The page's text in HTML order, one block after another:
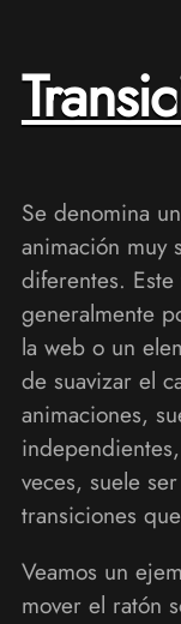
Se denomina
animación muy
diferentes.
generalmente
la web o un
de suavizar el
animaciones,
veces, suele
transiciones
Veamos un
mover el ratón